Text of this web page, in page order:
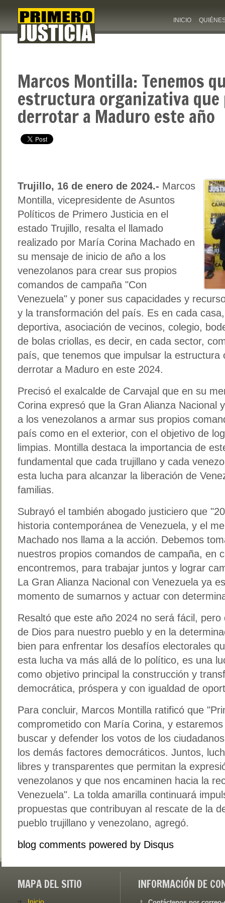
INICIO
Marcos Montilla: Tenemos
estructura organizativa
derrotar a Maduro este año
Trujillo, 16 de enero de 2024.- Marcos
Montilla, vicepresidente de Asuntos
Políticos de Primero Justicia en el
estado Trujillo, resalta el llamado
realizado por María Corina Machado en
su mensaje de inicio de año a los
venezolanos para crear sus propios
comandos de campaña "Con
Venezuela" y poner sus capacidades y
y la transformación del país. Es en cada
deportiva, asociación de vecinos, colegio,
de bolas criollas, es decir, en cada sector,
país, que tenemos que impulsar la estructura
derrotar a Maduro en este 2024.
Precisó el exalcalde de Carvajal que en su
Corina expresó que la Gran Alianza Nacional
a los venezolanos a armar sus propios
país como en el exterior, con el objetivo de
limpias. Montilla destaca la importancia de
fundamental que cada trujillano y cada
esta lucha para alcanzar la liberación de
familias.
Subrayó el también abogado justiciero que
historia contemporánea de Venezuela, y el
Machado nos llama a la acción. Debemos
nuestros propios comandos de campaña, en
encontremos, para trabajar juntos y lograr
La Gran Alianza Nacional con Venezuela ya
momento de sumarnos y actuar con
Resaltó que este año 2024 no será fácil,
de Dios para nuestro pueblo y en la
bien para enfrentar los desafíos electorales
esta lucha va más allá de lo político, es una
como objetivo principal la construcción y
democrática, próspera y con igualdad de
Para concluir, Marcos Montilla ratificó que
comprometido con María Corina, y
buscar y defender los votos de los
los demás factores democráticos. Juntos,
libres y transparentes que permitan la
venezolanos y que nos encaminen hacia la
Venezuela". La tolda amarilla continuará
propuestas que contribuyan al rescate de la
pueblo trujillano y venezolano, agregó.
blog comments powered by Disqus
MAPA DEL SITIO
Inicio
INFORMACIÓN DE